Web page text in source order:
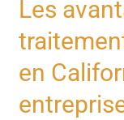
Les
en
avantages
d’un
de
traitement